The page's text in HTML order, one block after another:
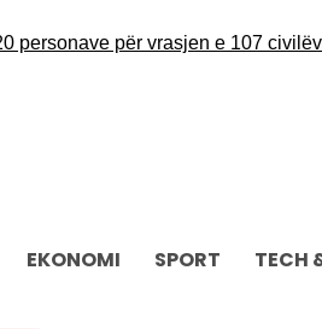
për vrasjen e 107 civilëve në
EKONOMI SPORT TECH